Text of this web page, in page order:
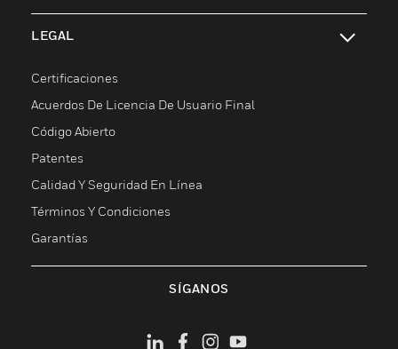
LEGAL
Cambiar vista
Certificaciones
Acuerdos De Licencia De Usuario Final
Código Abierto
Patentes
Calidad Y Seguridad En Línea
Términos Y Condiciones
Garantías
SÍGANOS